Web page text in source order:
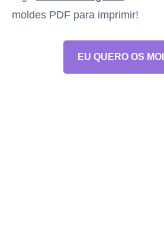
moldes PDF para imprimir!
EU QUERO OS